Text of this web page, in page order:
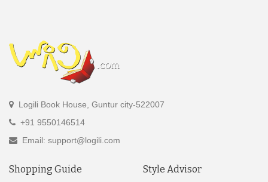
Logili Book House, Guntur city-522007
+91 9550146514
Email: support@logili.com
Shopping Guide Style Advisor